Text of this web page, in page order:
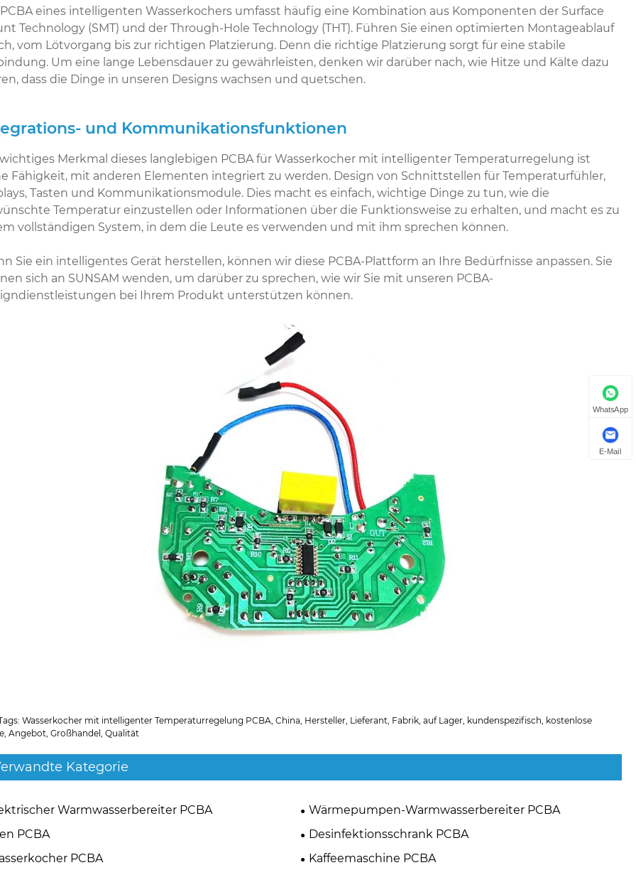
eines intelligenten Wasserkochers umfasst häufig eine Kombination aus Komponenten der Surface
Technology (SMT) und der Through-Hole Technology (THT). Führen Sie einen optimierten Montageablauf
vom Lötvorgang bis zur richtigen Platzierung. Denn die richtige Platzierung sorgt für eine stabile
Um eine lange Lebensdauer zu gewährleisten, denken wir darüber nach, wie Hitze und Kälte dazu
dass die Dinge in unseren Designs wachsen und quetschen.
und Kommunikationsfunktionen
Merkmal dieses langlebigen PCBA für Wasserkocher mit intelligenter Temperaturregelung ist
Fähigkeit, mit anderen Elementen integriert zu werden. Design von Schnittstellen für Temperaturfühler,
Tasten und Kommunikationsmodule. Dies macht es einfach, wichtige Dinge zu tun, wie die
Temperatur einzustellen oder Informationen über die Funktionsweise zu erhalten, und macht es zu
vollständigen System, in dem die Leute es verwenden und mit ihm sprechen können.
Sie ein intelligentes Gerät herstellen, können wir diese PCBA-Plattform an Ihre Bedürfnisse anpassen. Sie
sich an SUNSAM wenden, um darüber zu sprechen, wie wir Sie mit unseren PCBA-
bei Ihrem Produkt unterstützen können.
Wasserkocher mit intelligenter Temperaturregelung PCBA, China, Hersteller, Lieferant, Fabrik, auf Lager, kundenspezifisch, kostenlose
Angebot, Großhandel, Qualität
Kategorie
Warmwasserbereiter PCBA
Wärmepumpen-Warmwasserbereiter PCBA
PCBA
Desinfektionsschrank PCBA
PCBA
Kaffeemaschine PCBA
WhatsApp
E-Mail